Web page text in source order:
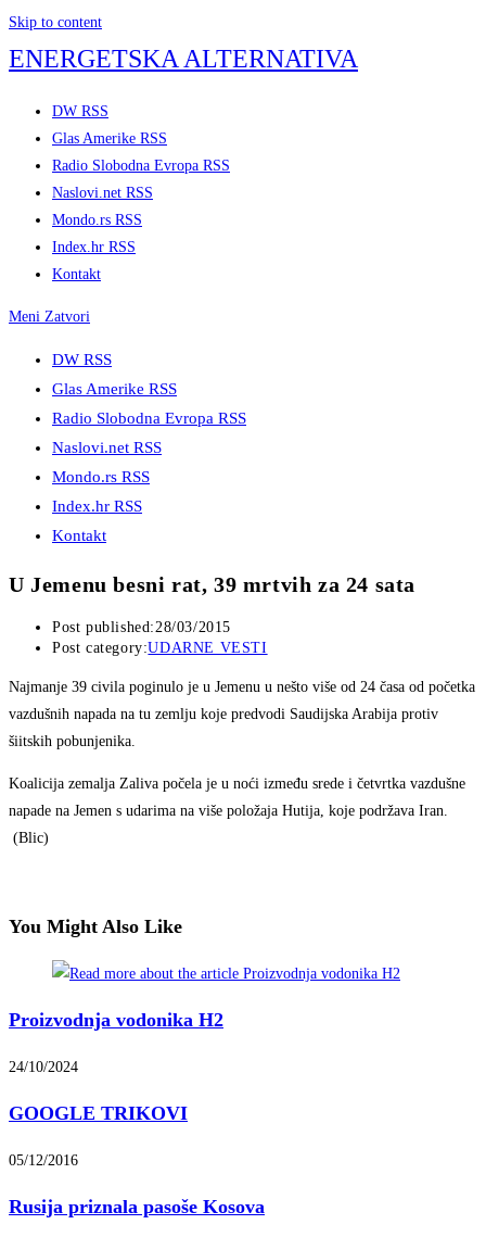
Skip to content
ENERGETSKA ALTERNATIVA
DW RSS
Glas Amerike RSS
Radio Slobodna Evropa RSS
Naslovi.net RSS
Mondo.rs RSS
Index.hr RSS
Kontakt
Meni Zatvori
DW RSS
Glas Amerike RSS
Radio Slobodna Evropa RSS
Naslovi.net RSS
Mondo.rs RSS
Index.hr RSS
Kontakt
U Jemenu besni rat, 39 mrtvih za 24 sata
Post published:28/03/2015
Post category:UDARNE VESTI
Najmanje 39 civila poginulo je u Jemenu u nešto više od 24 časa od početka
vazdušnih napada na tu zemlju koje predvodi Saudijska Arabija protiv
šiitskih pobunjenika.
Koalicija zemalja Zaliva počela je u noći između srede i četvrtka vazdušne
napade na Jemen s udarima na više položaja Hutija, koje podržava Iran.
(Blic)
You Might Also Like
Proizvodnja vodonika H2
24/10/2024
GOOGLE TRIKOVI
05/12/2016
Rusija priznala pasoše Kosova